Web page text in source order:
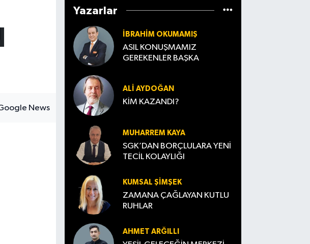
Yazarlar
İBRAHIM OKUMAMIŞ
ASIL KONUŞMAMIZ
GEREKENLER BAŞKA
ALI AYDOĞAN
KİM KAZANDI?
MUHARREM KAYA
SGK’DAN BORÇLULARA YENİ
TECİL KOLAYLIĞI
KUMSAL ŞIMŞEK
ZAMANA ÇAĞLAYAN KUTLU
RUHLAR
AHMET ARĞILLI